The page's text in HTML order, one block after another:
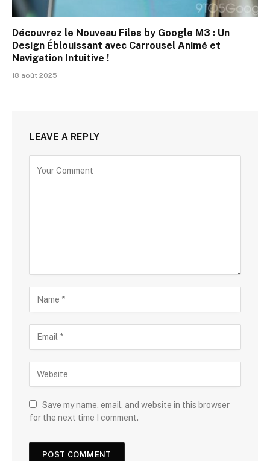
Découvrez le Nouveau Files by Google M3 : Un
Design Éblouissant avec Carrousel Animé et
Navigation Intuitive !
18 août 2025
LEAVE A REPLY
Save my name, email, and website in this browser
for the next time I comment.